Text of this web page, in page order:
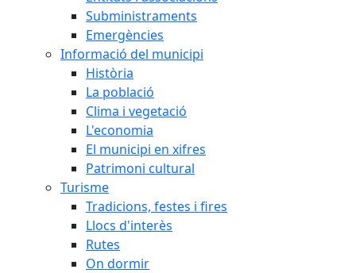
Subministraments
Emergències
Informació del municipi
Història
La població
Clima i vegetació
L'economia
El municipi en xifres
Patrimoni cultural
Turisme
Tradicions, festes i fires
Llocs d'interès
Rutes
On dormir